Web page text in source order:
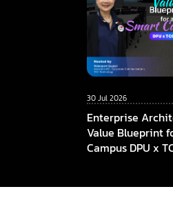
30 Jul 2026
Enterprise
Value Blueprint
Campus DPU x